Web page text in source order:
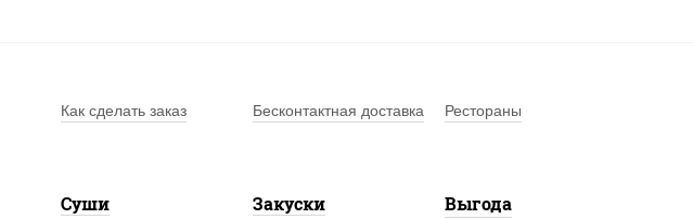
Как сделать заказ Бесконтактная доставка
Рестораны
Суши Закуски
Выгода